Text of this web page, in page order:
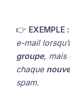
👉 EXEMPLE :
e-mail
groupe, mais
chaque
spam.